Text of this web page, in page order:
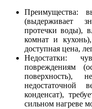
Преимущества:
(выдерживает
протечки воды),
комнат и
доступная цена,
Недостатки:
повреждениям
недостаточной
конденсат),
сильном нагреве